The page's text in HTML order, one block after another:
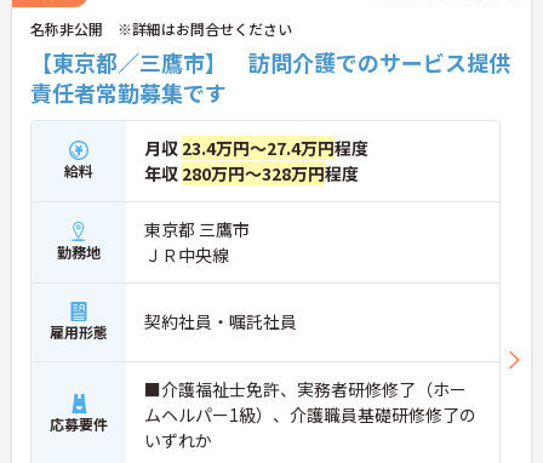
名称非公開 ※詳細はお問合せください
【東京都／三鷹市】 訪問介護でのサービス提供
責任者常勤募集です
給料
月収 23.4万円～27.4万円程度
年収 280万円～328万円程度
勤務地
東京都 三鷹市
ＪＲ中央線
雇用形態 契約社員・嘱託社員
応募要件
■介護福祉士免許、実務者研修修了（ホー
ムヘルパー1級）、介護職員基礎研修修了の
いずれか